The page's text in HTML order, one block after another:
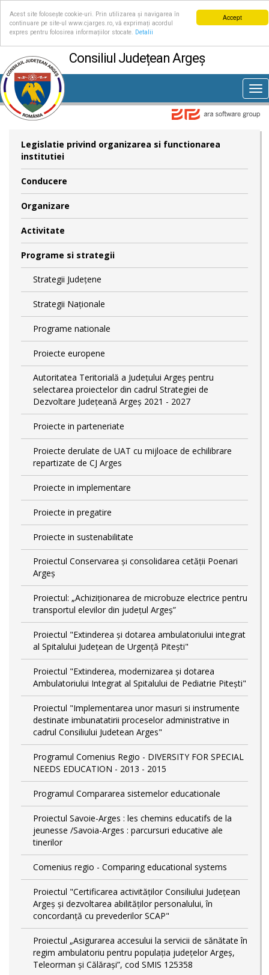
Accept
Acest site folosește cookie-uri. Prin utilizarea și navigarea în
continuare pe site-ul www.cjarges.ro, vă exprimați acordul
expres pentru folosirea informațiilor stocate.
Detalii
Consiliul Județean Argeș
Legislatie privind organizarea si functionarea
institutiei
Conducere
Organizare
Activitate
Programe si strategii
Strategii Județene
Strategii Naționale
Programe nationale
Proiecte europene
Autoritatea Teritorială a Județului Argeș pentru
selectarea proiectelor din cadrul Strategiei de
Dezvoltare Județeană Argeș 2021 - 2027
Proiecte in parteneriate
Proiecte derulate de UAT cu mijloace de echilibrare
repartizate de CJ Arges
Proiecte in implementare
Proiecte in pregatire
Proiecte in sustenabilitate
Proiectul Conservarea și consolidarea cetății Poenari
Argeş
Proiectul: „Achiziționarea de microbuze electrice pentru
transportul elevilor din județul Argeș”
Proiectul "Extinderea și dotarea ambulatoriului integrat
al Spitalului Județean de Urgență Pitești"
Proiectul "Extinderea, modernizarea și dotarea
Ambulatoriului Integrat al Spitalului de Pediatrie Pitești"
Proiectul "Implementarea unor masuri si instrumente
destinate imbunatatirii proceselor administrative in
cadrul Consiliului Judetean Arges"
Programul Comenius Regio - DIVERSITY FOR SPECIAL
NEEDS EDUCATION - 2013 - 2015
Programul Compararea sistemelor educationale
Proiectul Savoie-Arges : les chemins educatifs de la
jeunesse /Savoia-Arges : parcursuri educative ale
tinerilor
Comenius regio - Comparing educational systems
Proiectul "Certificarea activităţilor Consiliului Judeţean
Argeş şi dezvoltarea abilităţilor personalului, în
concordanţă cu prevederilor SCAP"
Proiectul „Asigurarea accesului la servicii de sănătate în
regim ambulatoriu pentru populația județelor Argeș,
Teleorman și Călărași”, cod SMIS 125358